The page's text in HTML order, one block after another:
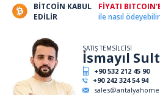
BİTCOİN KABUL
EDİLİR
FİYATI
ile nasıl
SATIŞ TEMSİLCİSİ
İsmayıl
+90 532 212 45 90
+90 242 324 54 94